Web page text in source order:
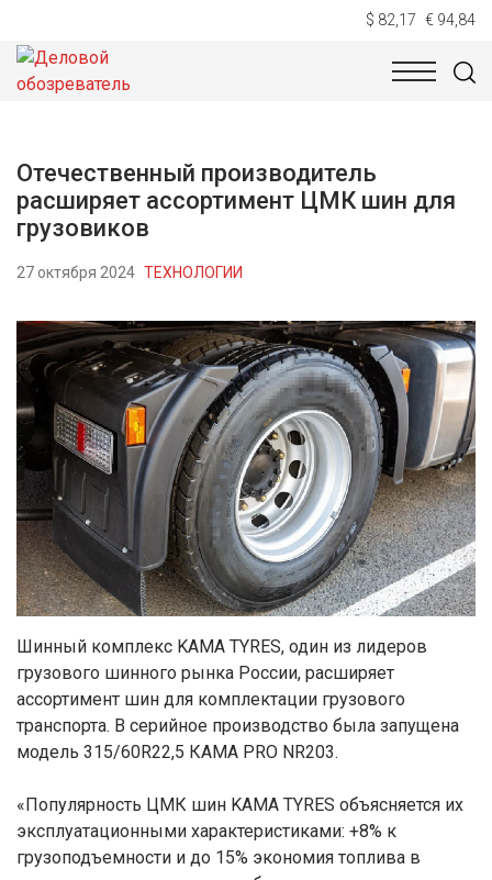
$ 82,17 € 94,84
НОВОСТИ
Отечественный производитель
расширяет ассортимент ЦМК шин для
грузовиков
27 октября 2024 ТЕХНОЛОГИИ
Шинный комплекс KAMA TYRES, один из лидеров
грузового шинного рынка России, расширяет
ассортимент шин для комплектации грузового
транспорта. В серийное производство была запущена
модель 315/60R22,5 КАМА PRO NR203.
«Популярность ЦМК шин KAMA TYRES объясняется их
эксплуатационными характеристиками: +8% к
грузоподъемности и до 15% экономия топлива в